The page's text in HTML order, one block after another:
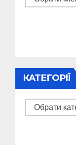
КАТЕГОРІЇ
Категорії